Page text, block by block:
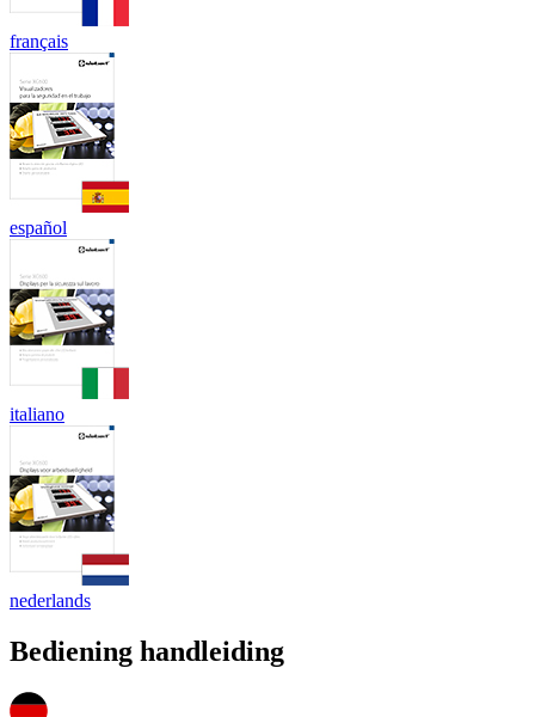
français
español
italiano
nederlands
Bediening handleiding